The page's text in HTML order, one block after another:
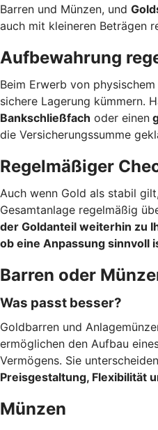
Barren und Münzen, und
auch mit kleineren Beträgen
Aufbewahrung
Beim Erwerb von
sichere Lagerung kümmern.
Bankschließfach oder einen
die Versicherungssumme
Regelmäßiger
Auch wenn Gold als stabil
Gesamtanlage regelmäßig
der Goldanteil weiterhin zu
ob eine Anpassung sinnvoll
Barren oder
Was passt besser?
Goldbarren und
ermöglichen den Aufbau
Vermögens. Sie
Preisgestaltung, Flexibilität
Münzen